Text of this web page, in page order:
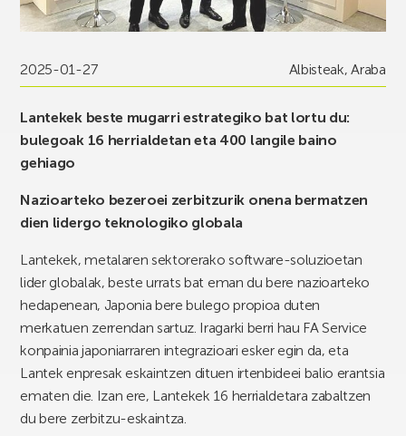
2025-01-27 Albisteak,Araba
Lantekek beste mugarri estrategiko bat lortu du:
bulegoak 16 herrialdetan eta 400 langile baino
gehiago
Nazioarteko bezeroei zerbitzurik onena bermatzen
dien lidergo teknologiko globala
Lantekek, metalaren sektorerako software-soluzioetan
lider globalak, beste urrats bat eman du bere nazioarteko
hedapenean, Japonia bere bulego propioa duten
merkatuen zerrendan sartuz. Iragarki berri hau FA Service
konpainia japoniarraren integrazioari esker egin da, eta
Lantek enpresak eskaintzen dituen irtenbideei balio erantsia
ematen die. Izan ere, Lantekek 16 herrialdetara zabaltzen
du bere zerbitzu-eskaintza.